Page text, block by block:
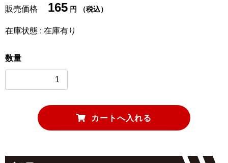
販売価格 165 円 （税込）
在庫状態 : 在庫有り
数量